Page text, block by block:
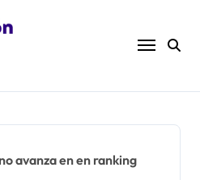
avanza en en ranking